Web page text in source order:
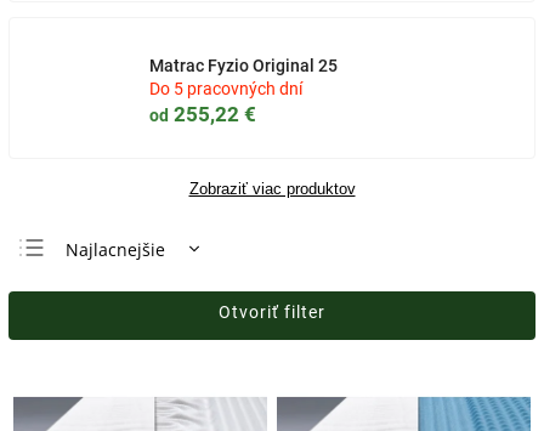
Matrac Fyzio Original 25
Do 5 pracovných dní
od 255,22 €
Zobraziť viac produktov
Najlacnejšie
Najdrahšie
Otvoriť filter